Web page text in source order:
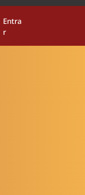
Entra
r